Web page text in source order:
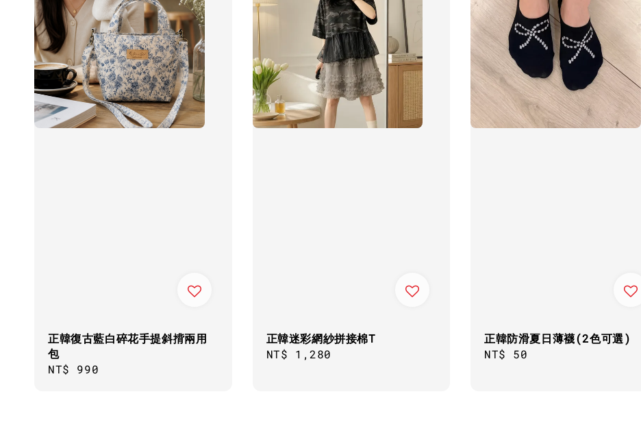
正韓復古藍白碎花手提斜揹兩用
包
Regular
NT$ 990
正韓迷彩網紗拼接棉T
Regular
NT$ 1,280
正韓防滑夏日薄襪(2色可選)
Regular
NT$ 50